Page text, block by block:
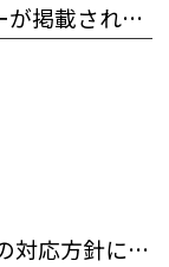
「GLOCAL」に院長のインタビューが掲載されました
新型コロナウイルスに対する当院の対応方針について